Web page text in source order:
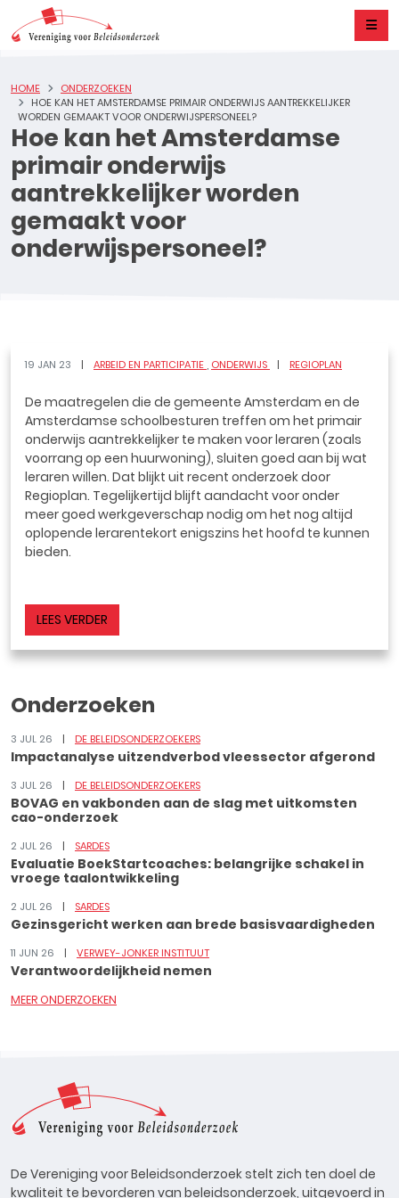
Hoe kan het Amsterdamse
primair onderwijs
aantrekkelijker worden
gemaakt voor
onderwijspersoneel?
HOME
ONDERZOEKEN
HOE KAN HET AMSTERDAMSE PRIMAIR ONDERWIJS AANTREKKELIJKER
WORDEN GEMAAKT VOOR ONDERWIJSPERSONEEL?
19 JAN 23 ARBEID EN PARTICIPATIE ONDERWIJS REGIOPLAN
De maatregelen die de gemeente Amsterdam en de
Amsterdamse schoolbesturen treffen om het primair
onderwijs aantrekkelijker te maken voor leraren (zoals
voorrang op een huurwoning), sluiten goed aan bij wat
leraren willen. Dat blijkt uit recent onderzoek door
Regioplan. Tegelijkertijd blijft aandacht voor onder
meer goed werkgeverschap nodig om het nog altijd
oplopende lerarentekort enigszins het hoofd te kunnen
bieden.
LEES VERDER
Onderzoeken
3 JUL 26 DE BELEIDSONDERZOEKERS
Impactanalyse uitzendverbod vleessector afgerond
3 JUL 26 DE BELEIDSONDERZOEKERS
BOVAG en vakbonden aan de slag met uitkomsten
cao-onderzoek
2 JUL 26 SARDES
Evaluatie BoekStartcoaches: belangrijke schakel in
vroege taalontwikkeling
2 JUL 26 SARDES
Gezinsgericht werken aan brede basisvaardigheden
11 JUN 26 VERWEY-JONKER INSTITUUT
Verantwoordelijkheid nemen
MEER ONDERZOEKEN
De Vereniging voor Beleidsonderzoek stelt zich ten doel de
kwaliteit te bevorderen van beleidsonderzoek, uitgevoerd in